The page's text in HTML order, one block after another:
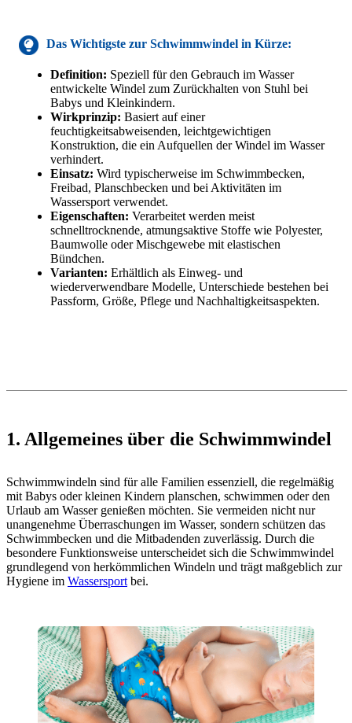
Das Wichtigste zur Schwimmwindel in Kürze:
Definition: Speziell für den Gebrauch im Wasser
entwickelte Windel zum Zurückhalten von Stuhl bei
Babys und Kleinkindern.
Wirkprinzip: Basiert auf einer
feuchtigkeitsabweisenden, leichtgewichtigen
Konstruktion, die ein Aufquellen der Windel im Wasser
verhindert.
Einsatz: Wird typischerweise im Schwimmbecken,
Freibad, Planschbecken und bei Aktivitäten im
Wassersport verwendet.
Eigenschaften: Verarbeitet werden meist
schnelltrocknende, atmungsaktive Stoffe wie Polyester,
Baumwolle oder Mischgewebe mit elastischen
Bündchen.
Varianten: Erhältlich als Einweg- und
wiederverwendbare Modelle, Unterschiede bestehen bei
Passform, Größe, Pflege und Nachhaltigkeitsaspekten.
1. Allgemeines über die Schwimmwindel
Schwimmwindeln sind für alle Familien essenziell, die regelmäßig
mit Babys oder kleinen Kindern planschen, schwimmen oder den
Urlaub am Wasser genießen möchten. Sie vermeiden nicht nur
unangenehme Überraschungen im Wasser, sondern schützen das
Schwimmbecken und die Mitbadenden zuverlässig. Durch die
besondere Funktionsweise unterscheidet sich die Schwimmwindel
grundlegend von herkömmlichen Windeln und trägt maßgeblich zur
Hygiene im Wassersport bei.